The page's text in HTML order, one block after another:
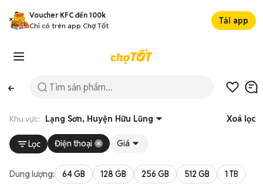
Voucher KFC đến 100k
Chỉ có trên app Chợ Tốt
Tải app
Khu vực: Lạng Sơn, Huyện Hữu Lũng Xoá lọc
Lọc Điện thoại Giá
Dung lượng: 64 GB 128 GB 256 GB 512 GB 1 TB